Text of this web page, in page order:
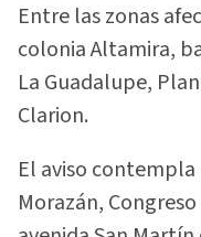
Entre las zonas
colonia Altamira,
La Guadalupe,
Clarion.
El aviso
Morazán,